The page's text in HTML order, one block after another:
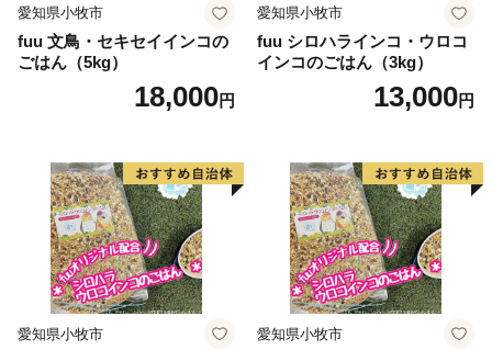
愛知県小牧市
fuu 文鳥・セキセイインコの
ごはん（5kg）
18,000円
愛知県小牧市
fuu シロハラインコ・ウロコ
インコのごはん（3kg）
13,000円
愛知県小牧市 愛知県小牧市